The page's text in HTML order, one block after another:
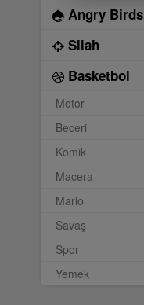
Angry Birds
Silah
Basketbol
Motor
Beceri
Komik
Macera
Mario
Savaş
Spor
Yemek